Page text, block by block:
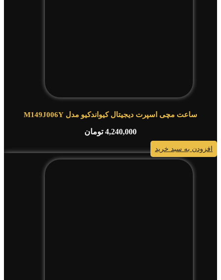
ساعت مچی اسپرت دیجیتال کیواندکیو مدل M149J006Y
4,240,000 تومان
افزودن به سبد خرید